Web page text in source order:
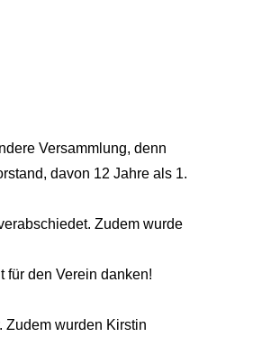
Versammlung, denn
davon 12 Jahre als 1.
Zudem wurde
für den Verein danken!
Zudem wurden Kirstin